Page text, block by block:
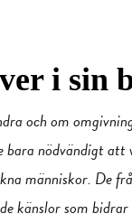
i sin
och om
nödvändigt
människor. De
känslor som